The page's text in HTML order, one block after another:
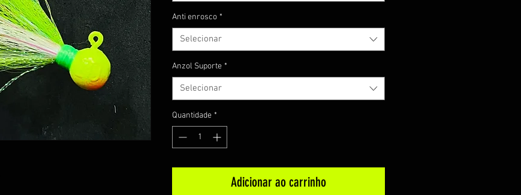
Anti enrosco *
Selecionar
Anzol Suporte *
Selecionar
Quantidade *
Adicionar ao carrinho